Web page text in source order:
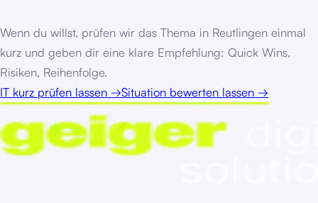
Wenn du willst, prüfen wir das Thema in Reutlingen einmal
kurz und geben dir eine klare Empfehlung: Quick Wins,
Risiken, Reihenfolge.
IT kurz prüfen lassen →Situation bewerten lassen →